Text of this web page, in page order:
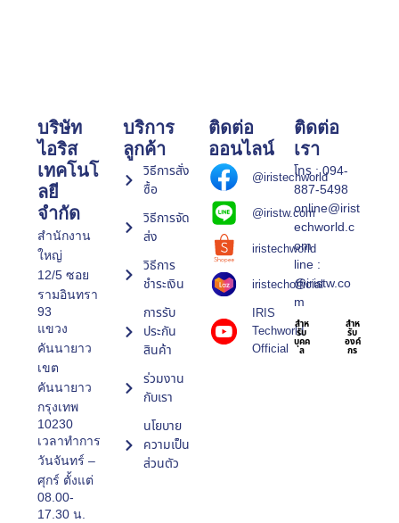
บริษัท
ไอริส
เทคโนโ
ลยี
จำกัด
สำนักงาน
ใหญ่
12/5 ซอย
รามอินทรา
93
แขวง
คันนายาว
เขต
คันนายาว
กรุงเทพ
10230
เวลาทำการ
วันจันทร์ –
ศุกร์ ตั้งแต่
08.00-
17.30 น.
บริการ
ลูกค้า
วิธีการสั่ง
ซื้อ
วิธีการจัด
ส่ง
วิธีการ
ชำระเงิน
การรับ
ประกัน
สินค้า
ร่วมงาน
กับเรา
นโยบาย
ความเป็น
ส่วนตัว
ติดต่อ
ออนไลน์
@iristechworld
@iristw.com
iristechworld
iristechofficial
IRIS
Techworld
Official
ติดต่อ
เรา
โทร : 094-
887-5498
online@irist
echworld.c
om
line :
@iristw.co
m
สำห
รับ
บุคค
ล
สำห
รับ
องค์
กร